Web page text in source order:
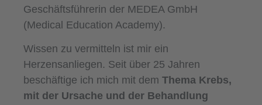
Geschäftsführerin der MEDEA GmbH
(Medical Education Academy).
Wissen zu vermitteln ist mir ein
Herzensanliegen. Seit über 25 Jahren
beschäftige ich mich mit dem Thema Krebs,
mit der Ursache und der Behandlung